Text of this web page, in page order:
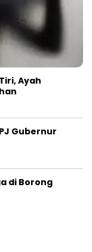
Ayah
Gubernur
di Borong